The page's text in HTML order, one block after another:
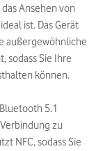
Ansehen von
ist. Das Gerät
außergewöhnliche
sodass Sie Ihre
können.
5.1
zu
NFC, sodass Sie